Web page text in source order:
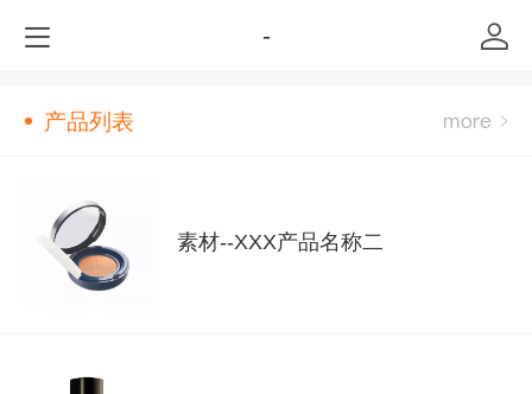
-
产品列表
素材--XXX产品名称二